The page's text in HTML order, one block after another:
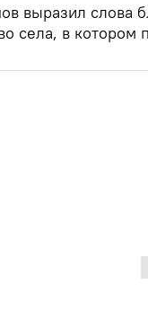
выразил слова
села, в